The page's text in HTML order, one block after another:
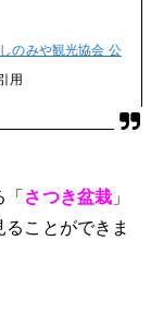
のみや観光協会 公
用
「さつき盆栽 」
ことができま